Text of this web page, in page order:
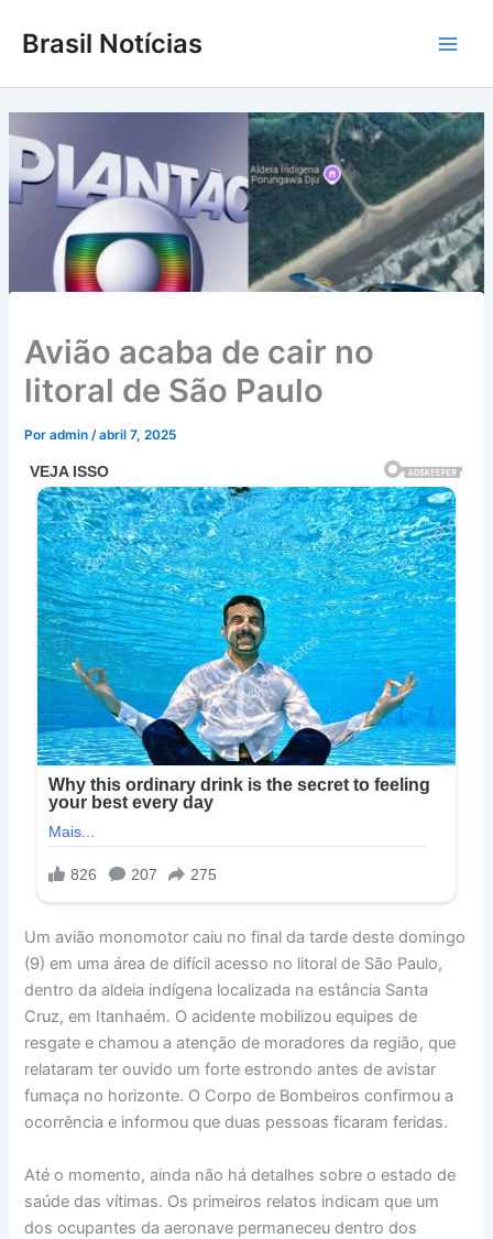
para
conteúdo
Brasil Notícias
Avião acaba de cair no
litoral de São Paulo
Poradmin/abril 7, 2025
Um avião monomotor caiu no final da tarde deste domingo
(9) em uma área de difícil acesso no litoral de São Paulo,
dentro da aldeia indígena localizada na estância Santa
Cruz, em Itanhaém. O acidente mobilizou equipes de
resgate e chamou a atenção de moradores da região, que
relataram ter ouvido um forte estrondo antes de avistar
fumaça no horizonte. O Corpo de Bombeiros confirmou a
ocorrência e informou que duas pessoas ficaram feridas.
Até o momento, ainda não há detalhes sobre o estado de
saúde das vítimas. Os primeiros relatos indicam que um
dos ocupantes da aeronave permaneceu dentro dos